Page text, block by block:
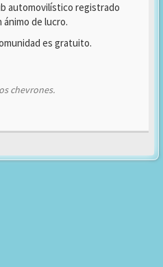
automovilístico registrado
ánimo de lucro.
es gratuito.
chevrones.